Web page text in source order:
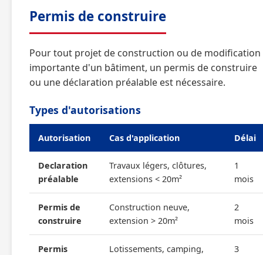
Permis de construire
Pour tout projet de construction ou de modification
importante d'un bâtiment, un permis de construire
ou une déclaration préalable est nécessaire.
Types d'autorisations
Autorisation Cas d'application Délai
Declaration
préalable
Travaux légers, clôtures,
extensions < 20m²
1
mois
Permis de
construire
Construction neuve,
extension > 20m²
2
mois
Permis
Lotissements, camping,
3